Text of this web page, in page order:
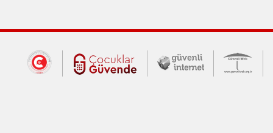
Dış Bağlantılar
Cumhurbaşkanlığı İletişim Merkezi
Çocuklar Güvende (yeni
Güvenli